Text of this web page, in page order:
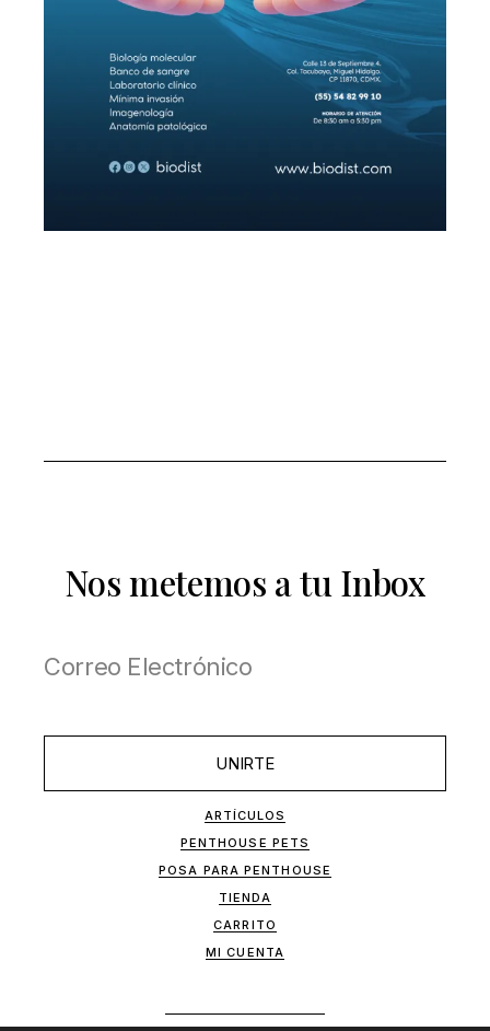
Nos metemos a tu Inbox
UNIRTE
ARTÍCULOS
PENTHOUSE PETS
POSA PARA PENTHOUSE
TIENDA
CARRITO
MI CUENTA